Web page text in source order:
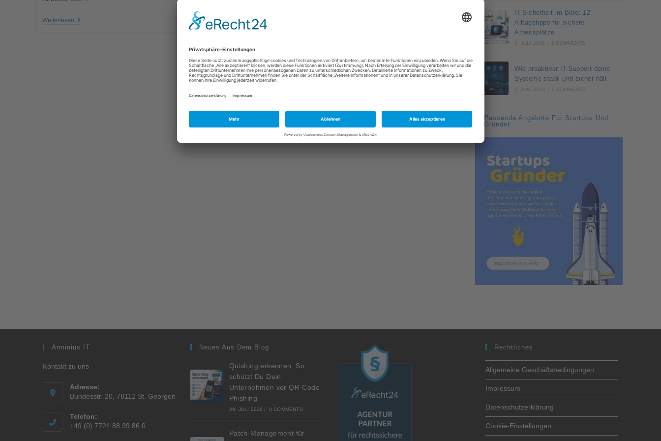
Weiterlesen
IT-Sicherheit im Büro: 12
Alltagstipps für sichere
Arbeitsplätze
3. JULI 2026 2 COMMENTS
Wie proaktiver IT-Support deine
Systeme stabil und sicher hält
3. JUNI 2026 0 COMMENTS
Passende Angebote Für Startups Und
Gründer
Arminius IT
Kontakt zu uns
Adresse:
Bundesstr. 20, 78112 St. Georgen
Telefon:
+49 (0) 7724 88 39 86 0
Neues Aus Dem Blog
Quishing erkennen: So
schützt Du Dein
Unternehmen vor QR-Code-
Phishing
29. JULI 2026 / 0 COMMENTS
Patch-Management für
Rechtliches
Allgemeine Geschäftsbedingungen
Impressum
Datenschutzerklärung
Cookie-Einstellungen